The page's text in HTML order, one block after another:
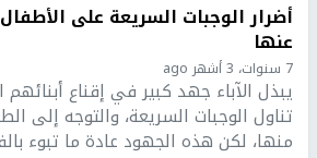
أضرار الوجبات السريعة على
عنها
7 سنوات، 3 أشهر ago
يبذل الآباء جهد كبير في إقناع
تناول الوجبات السريعة، والتوجه إلى
منها، لكن هذه الجهود عادة ما تبوء